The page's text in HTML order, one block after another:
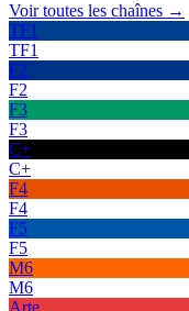
Voir toutes les chaînes →
TF1
TF1
F2
F2
F3
F3
C+
C+
F4
F4
F5
F5
M6
M6